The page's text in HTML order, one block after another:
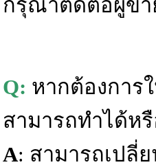
กรุณาติดต่อผู้ข
Q: หากต้องการ
สามารถทำได้ห
A: สามารถเปลี่